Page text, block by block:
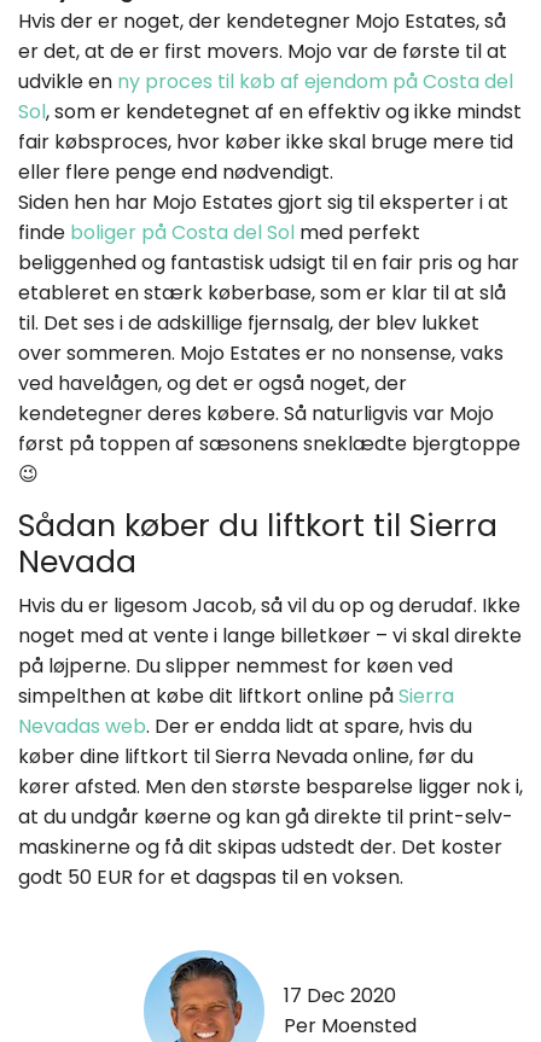
Hvis der er noget, der kendetegner Mojo Estates, så
er det, at de er first movers. Mojo var de første til at
udvikle en ny proces til køb af ejendom på Costa del
Sol, som er kendetegnet af en effektiv og ikke mindst
fair købsproces, hvor køber ikke skal bruge mere tid
eller flere penge end nødvendigt.
Siden hen har Mojo Estates gjort sig til eksperter i at
finde boliger på Costa del Sol med perfekt
beliggenhed og fantastisk udsigt til en fair pris og har
etableret en stærk køberbase, som er klar til at slå
til. Det ses i de adskillige fjernsalg, der blev lukket
over sommeren. Mojo Estates er no nonsense, vaks
ved havelågen, og det er også noget, der
kendetegner deres købere. Så naturligvis var Mojo
først på toppen af sæsonens sneklædte bjergtoppe
😉
Sådan køber du liftkort til Sierra
Nevada
Hvis du er ligesom Jacob, så vil du op og derudaf. Ikke
noget med at vente i lange billetkøer – vi skal direkte
på løjperne. Du slipper nemmest for køen ved
simpelthen at købe dit liftkort online påSierra
Nevadas web. Der er endda lidt at spare, hvis du
køber dine liftkort til Sierra Nevada online, før du
kører afsted. Men den største besparelse ligger nok i,
at du undgår køerne og kan gå direkte til print-selv-
maskinerne og få dit skipas udstedt der. Det koster
godt 50 EUR for et dagspas til en voksen.
17 Dec 2020
Per Moensted